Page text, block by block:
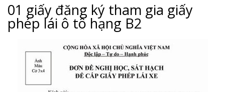
01 giấy đăng ký tham gia giấy
phép lái ô tô hạng B2